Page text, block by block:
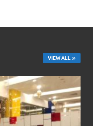
VIEW ALL